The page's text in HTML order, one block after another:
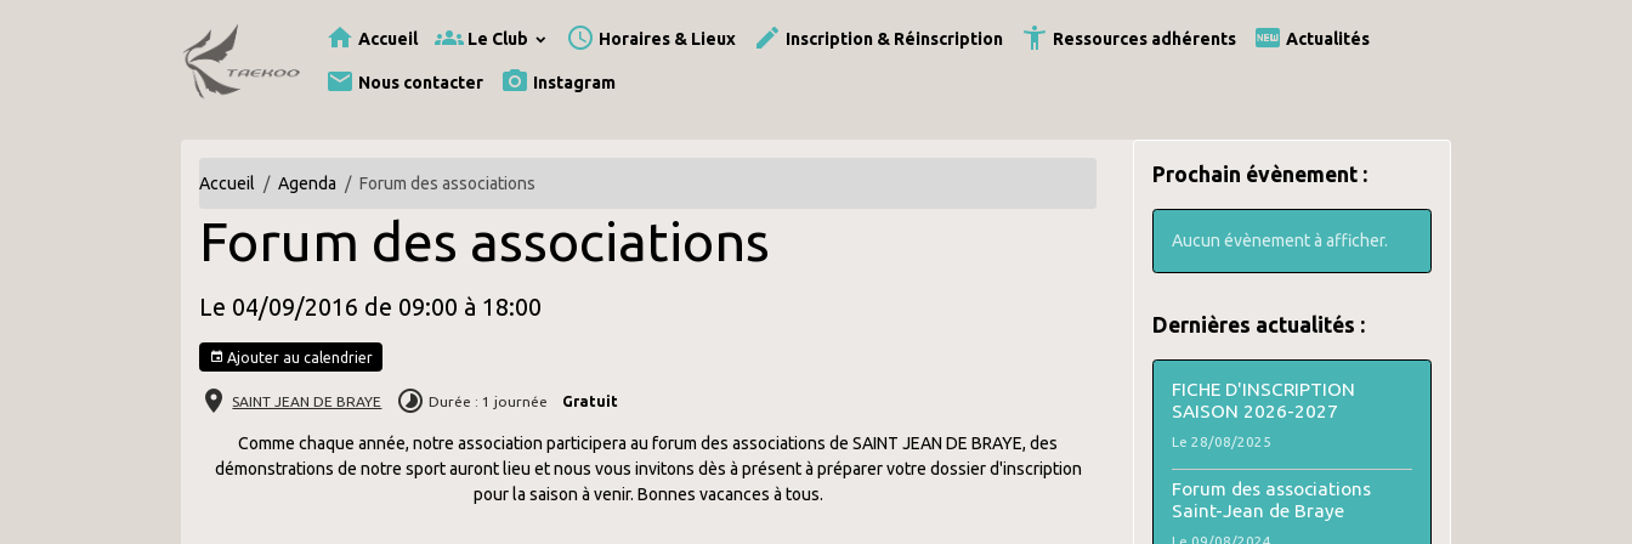
Accueil Le Club Horaires & Lieux Inscription & Réinscription Ressources adhérents Actualités
Nous contacter Instagram
Accueil Agenda Forum des associations
Forum des associations
Le 04/09/2016 de 09:00 à 18:00
Ajouter au calendrier
SAINT JEAN DE BRAYE Durée : 1 journée Gratuit
Comme chaque année, notre association participera au forum des associations de SAINT JEAN DE BRAYE, des
démonstrations de notre sport auront lieu et nous vous invitons dès à présent à préparer votre dossier d'inscription
pour la saison à venir. Bonnes vacances à tous.
Prochain évènement :
Aucun évènement à afficher.
Dernières actualités :
FICHE D'INSCRIPTION
SAISON 2026-2027
Le 28/08/2025
Forum des associations
Saint-Jean de Braye